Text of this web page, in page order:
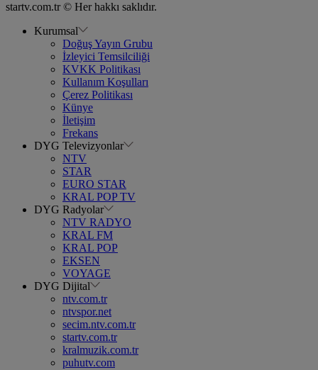
startv.com.tr © Her hakkı saklıdır.
Kurumsal
Doğuş Yayın Grubu
İzleyici Temsilciliği
KVKK Politikası
Kullanım Koşulları
Çerez Politikası
Künye
İletişim
Frekans
DYG Televizyonlar
NTV
STAR
EURO STAR
KRAL POP TV
DYG Radyolar
NTV RADYO
KRAL FM
KRAL POP
EKSEN
VOYAGE
DYG Dijital
ntv.com.tr
ntvspor.net
secim.ntv.com.tr
startv.com.tr
kralmuzik.com.tr
puhutv.com